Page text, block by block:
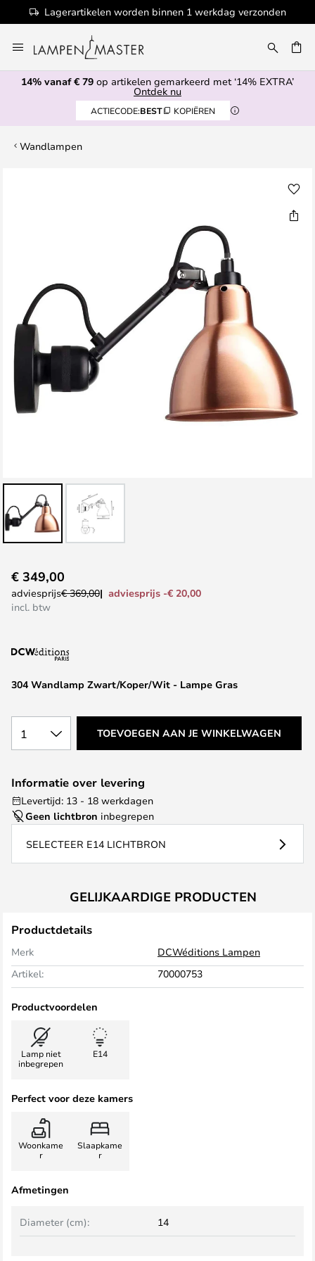
Lagerartikelen worden binnen 1 werkdag verzonden
naar
de
inhoud
14% vanaf € 79 op artikelen gemarkeerd met ‘14% EXTRA’
Ontdek nu
ACTIECODE:BEST KOPIËREN
Wandlampen
afbeeldingen-
gallerij
naar
het
de
gallerij
304 Wandlamp Zwart/Koper/Wit - Lampe Gras
€ 349,00
adviesprijs€ 369,00
adviesprijs -€ 20,00
incl. btw
1 TOEVOEGEN AAN JE WINKELWAGEN
Informatie over levering
Levertijd: 13 - 18 werkdagen
Geen lichtbron inbegrepen
SELECTEER E14 LICHTBRON
GELIJKAARDIGE PRODUCTEN
Productdetails
Merk
DCWéditions Lampen
Artikel:
70000753
Productvoordelen
Lamp niet
inbegrepen
E14
Perfect voor deze kamers
Woonkame
r
Slaapkame
r
Afmetingen
Diameter (cm): 14